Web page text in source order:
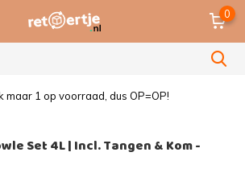
0
maar 1 op voorraad, dus OP=OP!
Set 4L | Incl. Tangen & Kom -